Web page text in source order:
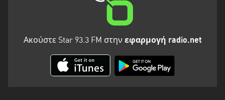
Ακούστε Star 93.3 FM στην εφαρμογή radio.net